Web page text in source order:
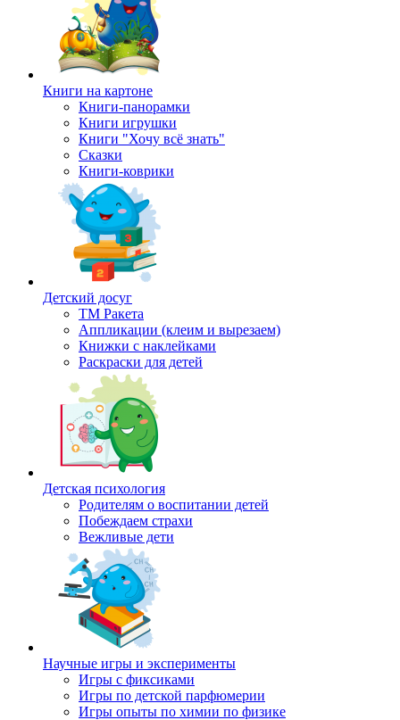
Книги на картоне
Книги-панорамки
Книги игрушки
Книги "Хочу всё знать"
Сказки
Книги-коврики
Детский досуг
ТМ Ракета
Аппликации (клеим и вырезаем)
Книжки с наклейками
Раскраски для детей
Детская психология
Родителям о воспитании детей
Побеждаем страхи
Вежливые дети
Научные игры и эксперименты
Игры с фиксиками
Игры по детской парфюмерии
Игры опыты по химии по физике